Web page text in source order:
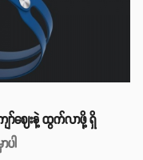
ော်ဈေးနဲ့ ထွက်လာဖို့ ရှိ
ပါ